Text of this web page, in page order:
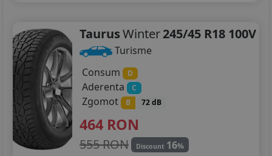
TaurusWinter245/45 R18 100V
Turisme
Consum
D
Aderenta C
Zgomot B 72 dB
464 RON
555 RON Discount 16%